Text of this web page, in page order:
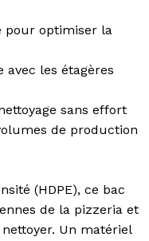
pour optimiser la
avec les étagères
sans effort
de production
(HDPE), ce bac
de la pizzeria et
Un matériel